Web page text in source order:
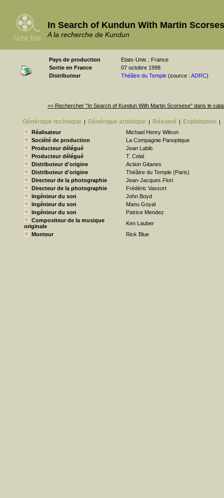
In Search of Kundun With Martin
A la recherche de Kundun
Pays de production
Etats-Unis ; France
Sortie en France
07 octobre 1998
Distributeur
Théâtre du Temple (source : ADRC)
>> Rechercher "In Search of Kundun With Martin Scorsese" dans le
Générique technique | Générique artistique | Résumé | Exploitation |
Réalisateur
Michael Henry Wilson
Société de production
La Compagnie Panoptique
Producteur délégué
Jean Labib
Producteur délégué
T. Celal
Distributeur d'origine
Action Gitanes
Distributeur d'origine
Théâtre du Temple (Paris)
Directeur de la photographie
Jean-Jacques Flori
Directeur de la photographie
Frédéric Vassort
Ingénieur du son
John Boyd
Ingénieur du son
Manu Goyal
Ingénieur du son
Patrice Mendez
Compositeur de la musique
originale
Ken Lauber
Monteur
Rick Blue